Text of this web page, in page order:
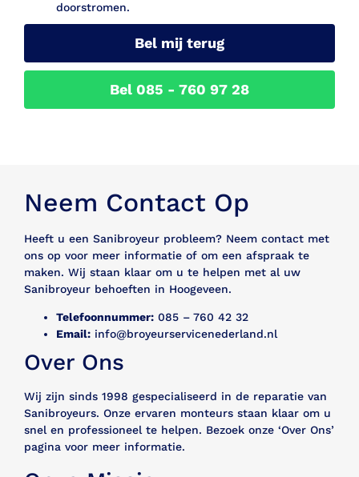
doorstromen.
Bel mij terug
Bel 085 - 760 97 28
Neem Contact Op
Heeft u een Sanibroyeur probleem? Neem contact met
ons op voor meer informatie of om een afspraak te
maken. Wij staan klaar om u te helpen met al uw
Sanibroyeur behoeften in Hoogeveen.
Telefoonnummer: 085 – 760 42 32
Email: info@broyeurservicenederland.nl
Over Ons
Wij zijn sinds 1998 gespecialiseerd in de reparatie van
Sanibroyeurs. Onze ervaren monteurs staan klaar om u
snel en professioneel te helpen. Bezoek onze ‘Over Ons’
pagina voor meer informatie.